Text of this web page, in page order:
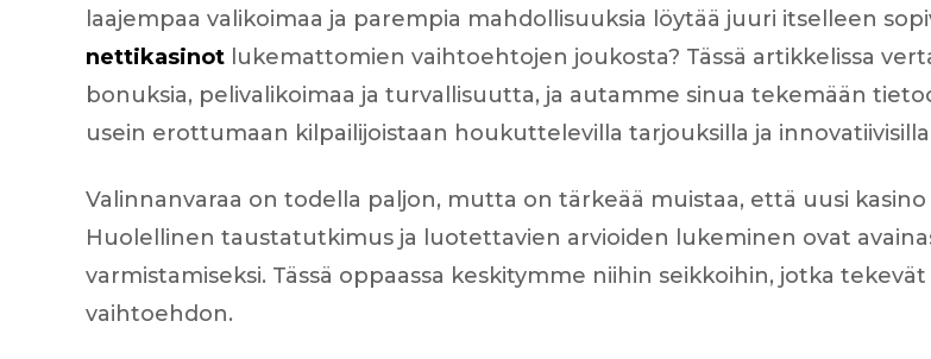
Injecteur
Joint de soupape
Joint de Spi
Kit d’embrayage
Jeu de pistons
Tendeur
Roulette
Pochette de joint
laajempaa valikoimaa ja parempia mahdollisuuksia löytää juuri itselleen
nettikasinot lukemattomien vaihtoehtojen joukosta? Tässä artikkelissa
bonuksia, pelivalikoimaa ja turvallisuutta, ja autamme sinua tekemään
usein erottumaan kilpailijoistaan houkuttelevilla tarjouksilla ja
Valinnanvaraa on todella paljon, mutta on tärkeää muistaa, että uusi
Huolellinen taustatutkimus ja luotettavien arvioiden lukeminen ovat
varmistamiseksi. Tässä oppaassa keskitymme niihin seikkoihin, jotka
vaihtoehdon.